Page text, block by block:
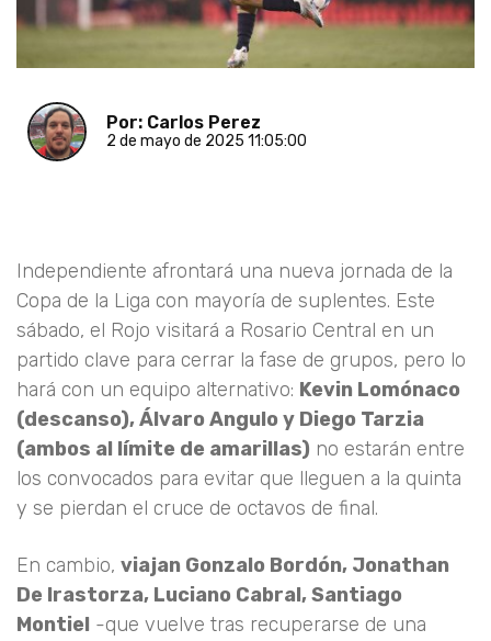
Por: Carlos Perez
2 de mayo de 2025 11:05:00
Independiente afrontará una nueva jornada de la
Copa de la Liga con mayoría de suplentes. Este
sábado, el Rojo visitará a Rosario Central en un
partido clave para cerrar la fase de grupos, pero lo
hará con un equipo alternativo: Kevin Lomónaco
(descanso), Álvaro Angulo y Diego Tarzia
(ambos al límite de amarillas) no estarán entre
los convocados para evitar que lleguen a la quinta
y se pierdan el cruce de octavos de final.
En cambio, viajan Gonzalo Bordón, Jonathan
De Irastorza, Luciano Cabral, Santiago
Montiel -que vuelve tras recuperarse de una